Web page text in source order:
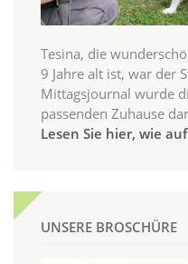
Tesina, die
9 Jahre alt ist, war der
Mittagsjournal wurde
passenden Zuhause
Lesen Sie hier, wie
UNSERE BROSCHÜRE